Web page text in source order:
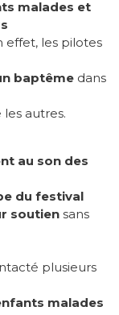
malades et
effet, les pilotes
baptême dans
autres.
au son des
du festival
soutien sans
plusieurs
malades